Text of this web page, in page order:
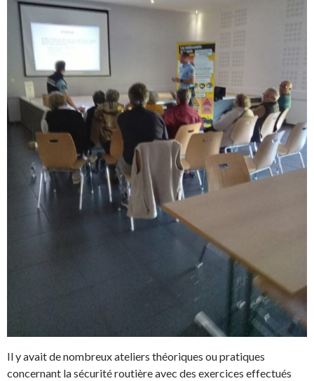
Il y avait de nombreux ateliers théoriques ou pratiques
concernant la sécurité routière avec des exercices effectués